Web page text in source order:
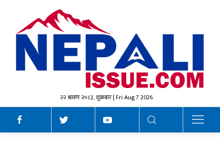
२२ श्रावण २०८३, शुक्रबार | Fri Aug 7 2026